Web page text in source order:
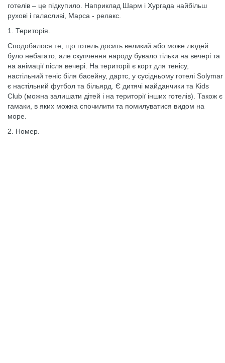
готелів – це підкупило. Наприклад Шарм і Хургада найбільш
рухові і галасливі, Марса - релакс.
1. Територія.
Сподобалося те, що готель досить великий або може людей
було небагато, але скупчення народу бувало тільки на вечері та
на анімації після вечері. На території є корт для тенісу,
настільний теніс біля басейну, дартс, у сусідньому готелі Solymar
є настільний футбол та більярд. Є дитячі майданчики та Kids
Club (можна залишати дітей і на території інших готелів). Також є
гамаки, в яких можна спочилити та помилуватися видом на
море.
2. Номер.